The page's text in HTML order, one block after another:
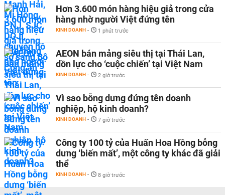
Hơn 3.600 món hàng hiệu giả trong cửa
hàng nhờ người Việt đứng tên
KINH DOANH - 1 phút trước
AEON bán mảng siêu thị tại Thái Lan,
dồn lực cho ‘cuộc chiến’ tại Việt Nam
KINH DOANH - 2 giờ trước
Vì sao bỗng dưng đứng tên doanh
nghiệp, hộ kinh doanh?
KINH DOANH - 7 giờ trước
Công ty 100 tỷ của Huấn Hoa Hồng bỗng
dưng ‘biến mất’, một công ty khác đã giải
thể
KINH DOANH - 8 giờ trước